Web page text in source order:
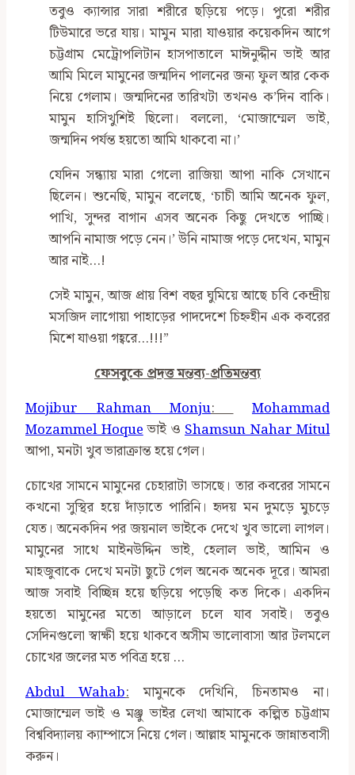
তবুও ক্যান্সার সারা শরীরে ছড়িয়ে পড়ে। পুরো শরীর
টিউমারে ভরে যায়। মামুন মারা যাওয়ার কয়েকদিন আগে
চট্টগ্রাম মেট্রোপলিটান হাসপাতালে মাঈনুদ্দীন ভাই আর
আমি মিলে মামুনের জন্মদিন পালনের জন্য ফুল আর কেক
নিয়ে গেলাম। জন্মদিনের তারিখটা তখনও ক’দিন বাকি।
মামুন হাসিখুশিই ছিলো। বললো, ‘মোজাম্মেল ভাই,
জন্মদিন পর্যন্ত হয়তো আমি থাকবো না।’
যেদিন সন্ধ্যায় মারা গেলো রাজিয়া আপা নাকি সেখানে
ছিলেন। শুনেছি, মামুন বলেছে, ‘চাচী আমি অনেক ফুল,
পাখি, সুন্দর বাগান এসব অনেক কিছু দেখতে পাচ্ছি।
আপনি নামাজ পড়ে নেন।’ উনি নামাজ পড়ে দেখেন, মামুন
আর নাই…!
সেই মামুন, আজ প্রায় বিশ বছর ঘুমিয়ে আছে চবি কেন্দ্রীয়
মসজিদ লাগোয়া পাহাড়ের পাদদেশে চিহ্নহীন এক কবরের
মিশে যাওয়া গহ্বরে…!!!”
ফেসবুকে প্রদত্ত মন্তব্য-প্রতিমন্তব্য
Mojibur Rahman Monju:
Mohammad
Mozammel Hoqueভাই ও Shamsun Nahar Mitul
আপা, মনটা খুব ভারাক্রান্ত হয়ে গেল।
চোখের সামনে মামুনের চেহারাটা ভাসছে। তার কবরের সামনে
কখনো সুস্থির হয়ে দাঁড়াতে পারিনি। হৃদয় মন দুমড়ে মুচড়ে
যেত। অনেকদিন পর জয়নাল ভাইকে দেখে খুব ভালো লাগল।
মামুনের সাথে মাইনউদ্দিন ভাই, হেলাল ভাই, আমিন ও
মাহজুবাকে দেখে মনটা ছুটে গেল অনেক অনেক দূরে। আমরা
আজ সবাই বিচ্ছিন্ন হয়ে ছড়িয়ে পড়েছি কত দিকে। একদিন
হয়তো মামুনের মতো আড়ালে চলে যাব সবাই। তবুও
সেদিনগুলো স্বাক্ষী হয়ে থাকবে অসীম ভালোবাসা আর টলমলে
চোখের জলের মত পবিত্র হয়ে …
Abdul Wahab:মামুনকে দেখিনি, চিনতামও না।
মোজাম্মেল ভাই ও মঞ্জু ভাইর লেখা আমাকে কল্পিত চট্টগ্রাম
বিশ্ববিদ্যালয় ক্যাম্পাসে নিয়ে গেল। আল্লাহ মামুনকে জান্নাতবাসী
করুন।